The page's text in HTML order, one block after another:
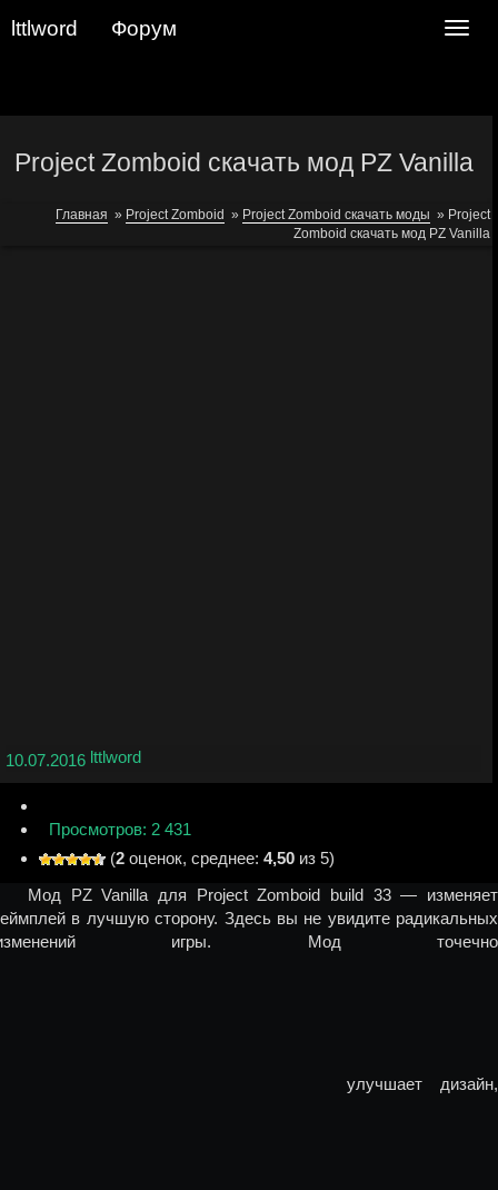
lttlword Форум
Project Zomboid скачать мод PZ Vanilla
Главная » Project Zomboid » Project Zomboid скачать моды » Project
Zomboid скачать мод PZ Vanilla
10.07.2016 lttlword
Просмотров: 2 431
(2 оценок, среднее: 4,50 из 5)
Мод PZ Vanilla для Project Zomboid build 33 — изменяет
в лучшую сторону. Здесь вы не увидите радикальных
игры. Мод точечно
улучшает дизайн,